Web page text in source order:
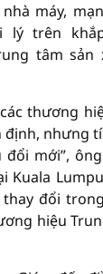
máy,
lý trên
tâm sản
thương
nhưng
mới”,
Kuala
đổi
hiệu